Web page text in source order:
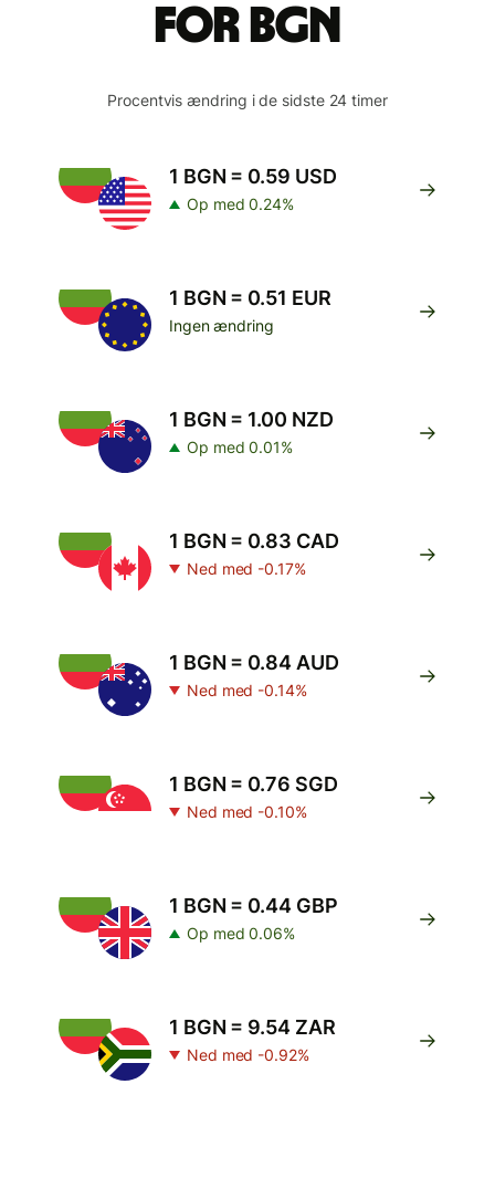
for BGN
Procentvis ændring i de sidste 24 timer
1 BGN = 0.59 USD
Op med 0.24%
1 BGN = 0.51 EUR
Ingen ændring
1 BGN = 1.00 NZD
Op med 0.01%
1 BGN = 0.83 CAD
Ned med -0.17%
1 BGN = 0.84 AUD
Ned med -0.14%
1 BGN = 0.76 SGD
Ned med -0.10%
1 BGN = 0.44 GBP
Op med 0.06%
1 BGN = 9.54 ZAR
Ned med -0.92%